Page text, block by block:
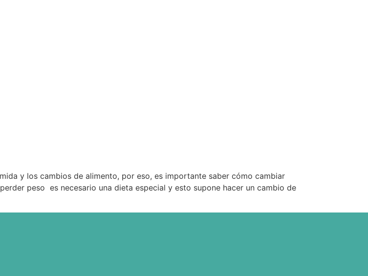
y los cambios de alimento, por eso, es importante saber cómo cambiar
peso es necesario una dieta especial y esto supone hacer un cambio de